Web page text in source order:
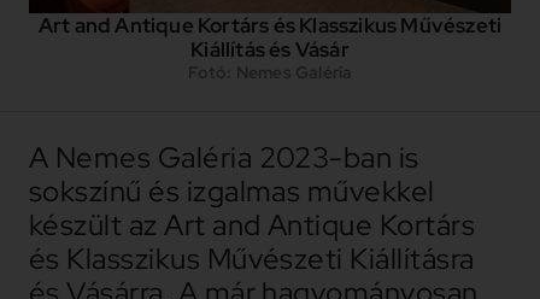
Art and Antique Kortárs és Klasszikus Művészeti
Kiállítás és Vásár
A Nemes Galéria 2023-ban is
sokszínű és izgalmas művekkel
készült az Art and Antique Kortárs
és Klasszikus Művészeti Kiállításra